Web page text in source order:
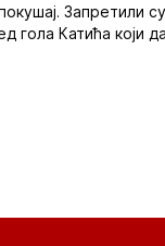
гола Катића који